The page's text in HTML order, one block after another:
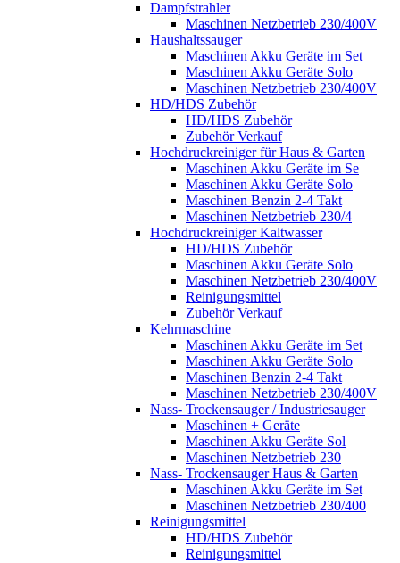
Dampfstrahler
Maschinen Netzbetrieb 230/400V
Haushaltssauger
Maschinen Akku Geräte im Set
Maschinen Akku Geräte Solo
Maschinen Netzbetrieb 230/400V
HD/HDS Zubehör
HD/HDS Zubehör
Zubehör Verkauf
Hochdruckreiniger für Haus & Garten
Maschinen Akku Geräte im Se
Maschinen Akku Geräte Solo
Maschinen Benzin 2-4 Takt
Maschinen Netzbetrieb 230/4
Hochdruckreiniger Kaltwasser
HD/HDS Zubehör
Maschinen Akku Geräte Solo
Maschinen Netzbetrieb 230/400V
Reinigungsmittel
Zubehör Verkauf
Kehrmaschine
Maschinen Akku Geräte im Set
Maschinen Akku Geräte Solo
Maschinen Benzin 2-4 Takt
Maschinen Netzbetrieb 230/400V
Nass- Trockensauger / Industriesauger
Maschinen + Geräte
Maschinen Akku Geräte Sol
Maschinen Netzbetrieb 230
Nass- Trockensauger Haus & Garten
Maschinen Akku Geräte im Set
Maschinen Netzbetrieb 230/400
Reinigungsmittel
HD/HDS Zubehör
Reinigungsmittel